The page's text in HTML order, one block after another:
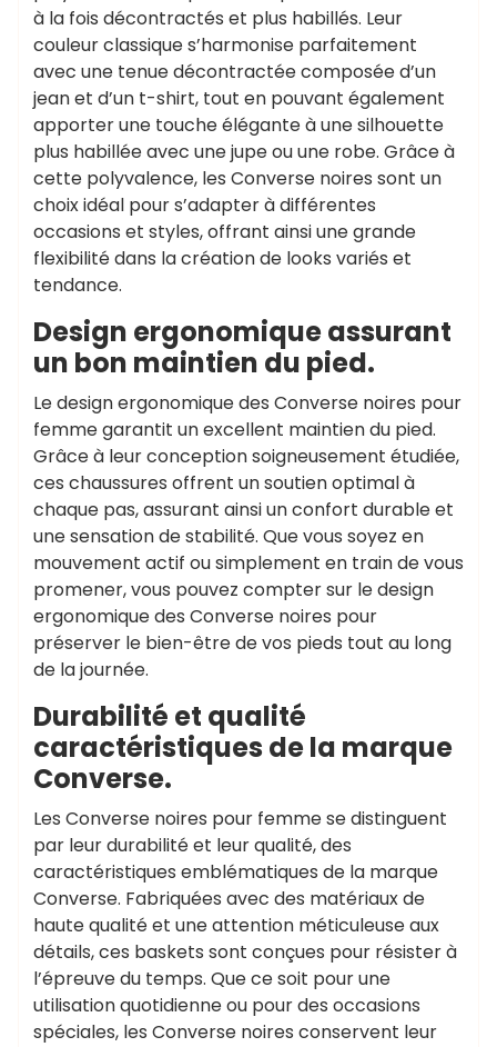
à la fois décontractés et plus habillés. Leur
couleur classique s’harmonise parfaitement
avec une tenue décontractée composée d’un
jean et d’un t-shirt, tout en pouvant également
apporter une touche élégante à une silhouette
plus habillée avec une jupe ou une robe. Grâce à
cette polyvalence, les Converse noires sont un
choix idéal pour s’adapter à différentes
occasions et styles, offrant ainsi une grande
flexibilité dans la création de looks variés et
tendance.
Design ergonomique assurant
un bon maintien du pied.
Le design ergonomique des Converse noires pour
femme garantit un excellent maintien du pied.
Grâce à leur conception soigneusement étudiée,
ces chaussures offrent un soutien optimal à
chaque pas, assurant ainsi un confort durable et
une sensation de stabilité. Que vous soyez en
mouvement actif ou simplement en train de vous
promener, vous pouvez compter sur le design
ergonomique des Converse noires pour
préserver le bien-être de vos pieds tout au long
de la journée.
Durabilité et qualité
caractéristiques de la marque
Converse.
Les Converse noires pour femme se distinguent
par leur durabilité et leur qualité, des
caractéristiques emblématiques de la marque
Converse. Fabriquées avec des matériaux de
haute qualité et une attention méticuleuse aux
détails, ces baskets sont conçues pour résister à
l’épreuve du temps. Que ce soit pour une
utilisation quotidienne ou pour des occasions
spéciales, les Converse noires conservent leur